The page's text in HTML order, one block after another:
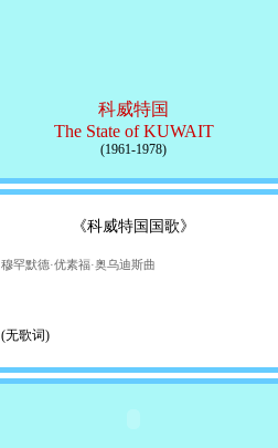
科威特国
The State of KUWAIT
(1961-1978)
《科威特国国歌》
穆罕默德·优素福·奥乌迪斯曲
(无歌词)